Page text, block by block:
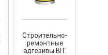
Строительно-
ремонтные
адгезивы BIT